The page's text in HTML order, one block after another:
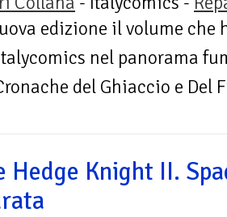
edizione il volume che
nel panorama
del Ghiaccio e Del
Hedge Knight II.